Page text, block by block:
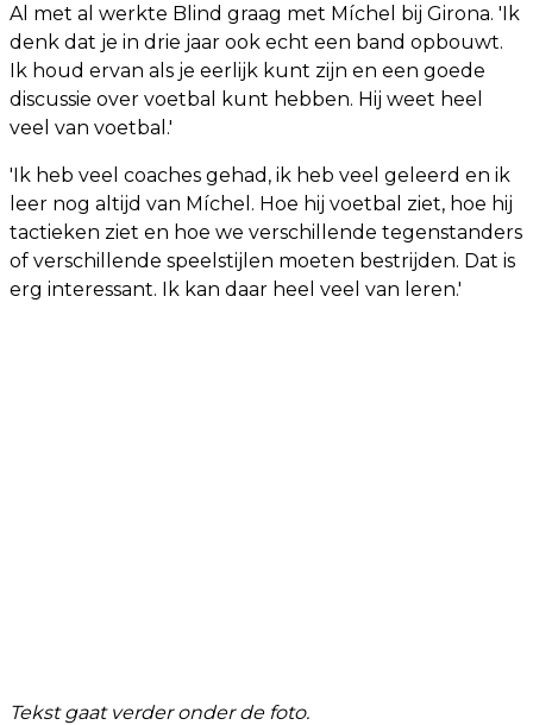
Al met al werkte Blind graag met Míchel bij Girona. 'Ik
denk dat je in drie jaar ook echt een band opbouwt.
Ik houd ervan als je eerlijk kunt zijn en een goede
discussie over voetbal kunt hebben. Hij weet heel
veel van voetbal.'
'Ik heb veel coaches gehad, ik heb veel geleerd en ik
leer nog altijd van Míchel. Hoe hij voetbal ziet, hoe hij
tactieken ziet en hoe we verschillende tegenstanders
of verschillende speelstijlen moeten bestrijden. Dat is
erg interessant. Ik kan daar heel veel van leren.'
Tekst gaat verder onder de foto.